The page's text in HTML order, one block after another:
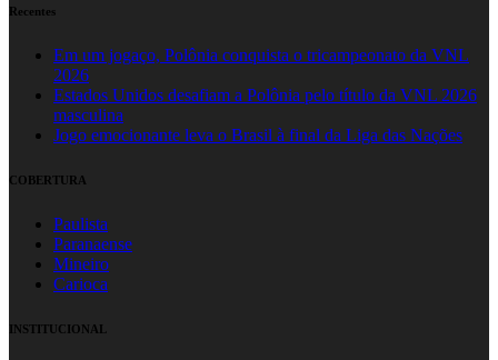
Recentes
Em um jogaço, Polônia conquista o tricampeonato da VNL
2026
Estados Unidos desafiam a Polônia pelo título da VNL 2026
masculina
Jogo emocionante leva o Brasil à final da Liga das Nações
COBERTURA
Paulista
Paranaense
Mineiro
Carioca
INSTITUCIONAL